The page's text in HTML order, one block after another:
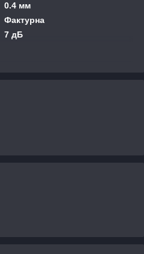
0.4 мм
Фактурна
7 дБ